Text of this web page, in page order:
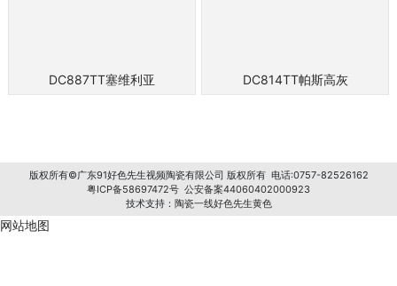
DC887TT塞维利亚 DC814TT帕斯高灰
版权所有©广东91好色先生视频陶瓷有限公司 版权所有 电话:0757-82526162
粤ICP备58697472号 公安备案44060402000923
技术支持： 陶瓷一线好色先生黄色
网站地图